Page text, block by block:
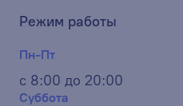
Режим работы
Пн-Пт
с 8:00 до 20:00
Суббота